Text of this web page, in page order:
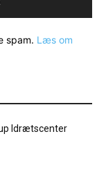
spam. Læs om
Idrætscenter